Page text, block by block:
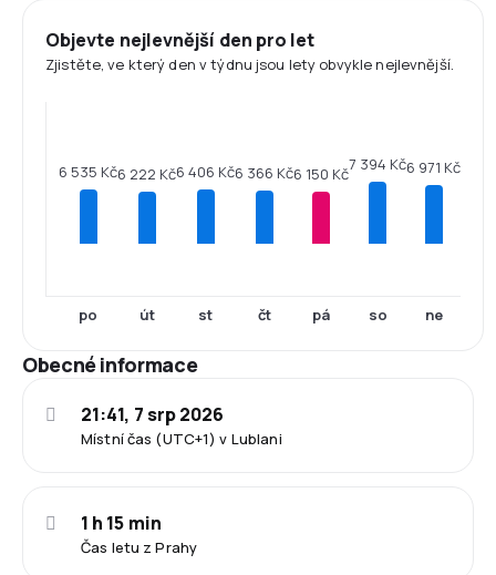
Objevte nejlevnější den pro let
Zjistěte, ve který den v týdnu jsou lety obvykle nejlevnější.
6 535 Kč
po
6 222 Kč
út
6 406 Kč
st
6 366 Kč
čt
6 150 Kč
pá
7 394 Kč
so
6 971 Kč
ne
Obecné informace
Místní čas (UTC+1) v Lublani
21:41, 7 srp 2026
Čas letu z Prahy
1 h 15 min